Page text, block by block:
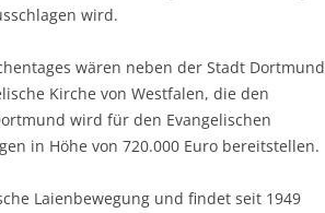
wird.
wären neben der Stadt Dortmund
Kirche von Westfalen, die den
wird für den Evangelischen
in Höhe von 720.000 Euro bereitstellen.
Laienbewegung und findet seit 1949